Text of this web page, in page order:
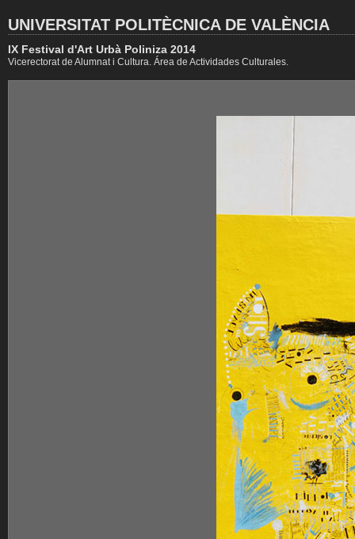
UNIVERSITAT POLITÈCNICA DE VALÈNCIA
IX Festival d'Art Urbà Poliniza 2014
Vicerectorat de Alumnat i Cultura. Área de Actividades Culturales.